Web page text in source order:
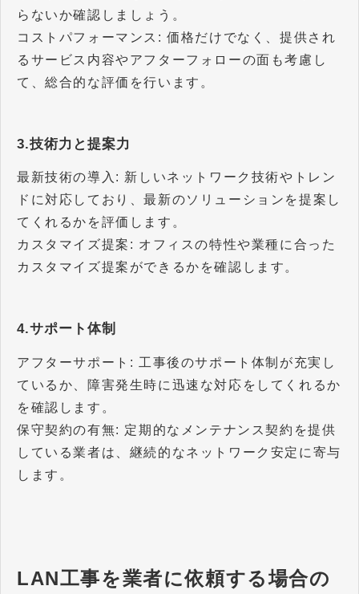
らないか確認しましょう。
コストパフォーマンス: 価格だけでなく、提供され
るサービス内容やアフターフォローの面も考慮し
て、総合的な評価を行います。
3.技術力と提案力
最新技術の導入: 新しいネットワーク技術やトレン
ドに対応しており、最新のソリューションを提案し
てくれるかを評価します。
カスタマイズ提案: オフィスの特性や業種に合った
カスタマイズ提案ができるかを確認します。
4.サポート体制
アフターサポート: 工事後のサポート体制が充実し
ているか、障害発生時に迅速な対応をしてくれるか
を確認します。
保守契約の有無: 定期的なメンテナンス契約を提供
している業者は、継続的なネットワーク安定に寄与
します。
LAN工事を業者に依頼する場合の